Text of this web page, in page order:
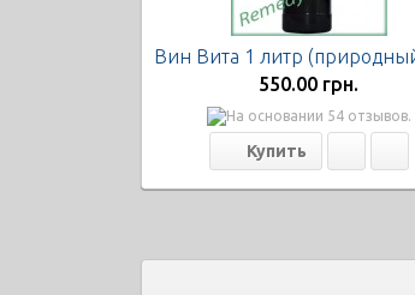
550.00 грн.